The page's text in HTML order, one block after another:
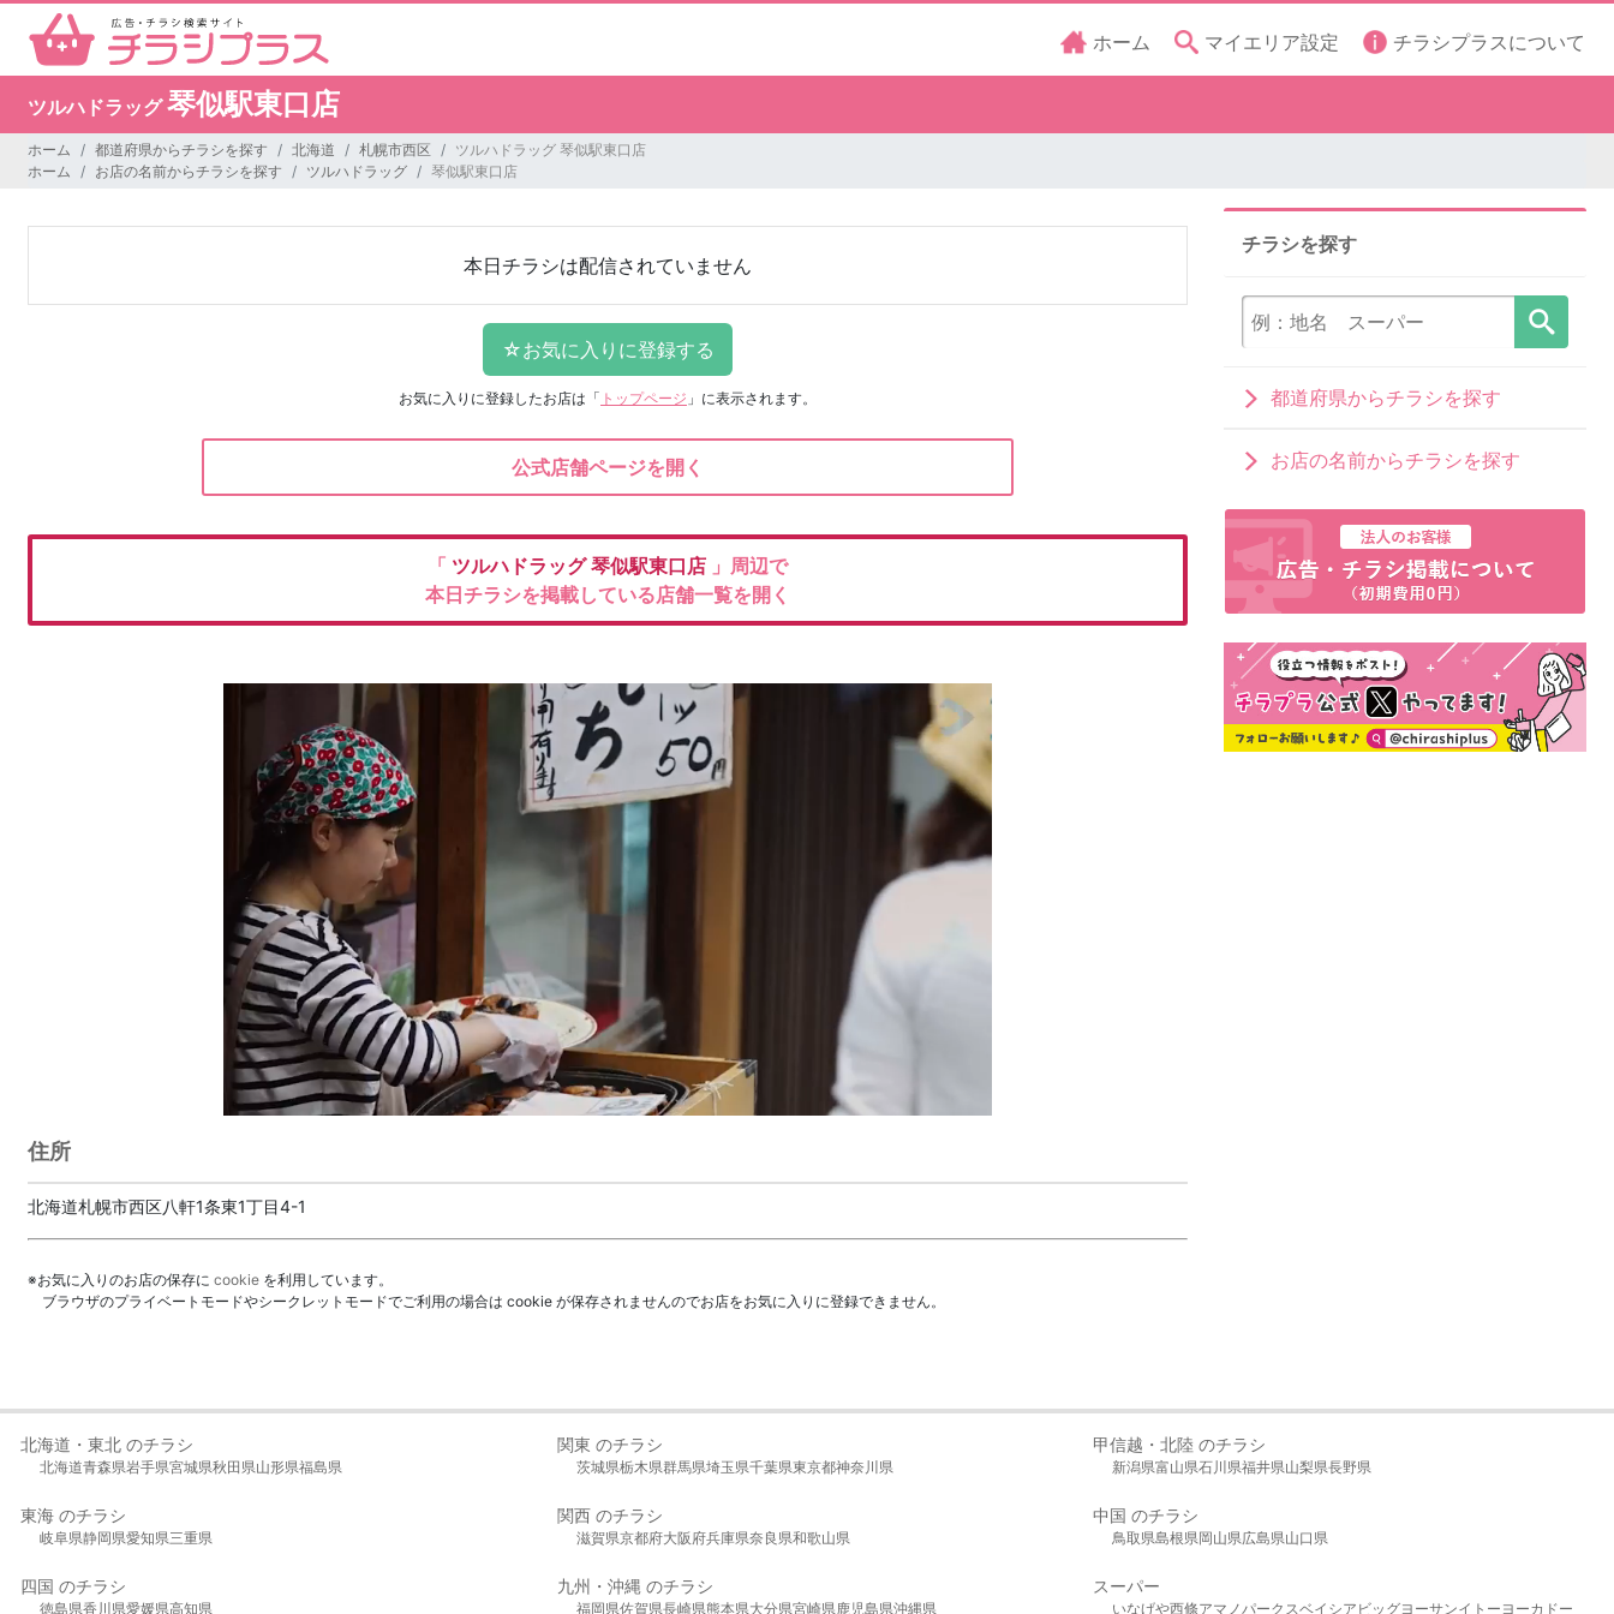
ホーム マイエリア設定 チラシプラスについて
ツルハドラッグ琴似駅東口店
ホーム 都道府県からチラシを探す 北海道 札幌市西区
ツルハドラッグ 琴似駅東口店
ホーム
お店の名前からチラシを探す ツルハドラッグ 琴似駅東口店
本日チラシは配信されていません
お気に入りに登録したお店は 「 トップページ 」に表示されます。
公式店舗ページを開く
「 ツルハドラッグ琴似駅東口店 」周辺で
本日チラシを掲載している店舗一覧を開く
住所
北海道札幌市西区八軒1条東1丁目4-1
※お気に入りのお店の保存に cookie を利用しています。
ブラウザのプライベートモードやシークレットモードでご利用の場合は cookie が保存されませんのでお店をお気に入りに登録できません。
チラシを探す
都道府県からチラシを探す
お店の名前からチラシを探す
北海道・東北 のチラシ
北海道青森県岩手県宮城県秋田県山形県福島県
関東 のチラシ
茨城県栃木県群馬県埼玉県千葉県東京都神奈川県
甲信越・北陸 のチラシ
新潟県富山県石川県福井県山梨県長野県
東海 のチラシ
岐阜県静岡県愛知県三重県
関西 のチラシ
滋賀県京都府大阪府兵庫県奈良県和歌山県
中国 のチラシ
鳥取県島根県岡山県広島県山口県
四国 のチラシ
徳島県香川県愛媛県高知県
九州・沖縄 のチラシ
福岡県佐賀県長崎県熊本県大分県宮崎県鹿児島県沖縄県
スーパー
いなげや西條アマノパークスベイシア ビッグヨーサンイトーヨーカドー